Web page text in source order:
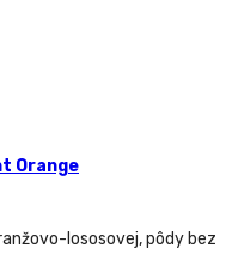
Orange
lososovej, pôdy bez